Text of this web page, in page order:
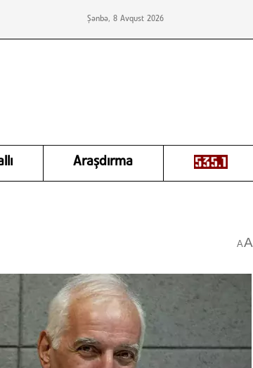
Şənbə, 8 Avqust 2026
Araşdırma
AA